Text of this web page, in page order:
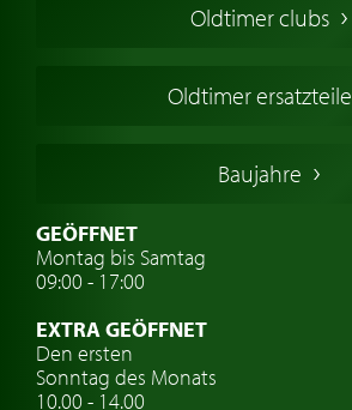
Englische Oldtimer
Deutsche Oldtimer
Schwedische Oldtimer
Oldtimer mit h-kennzeichen
Auto Oldtimer Markt
Oldtimer-Versicherung
Oldtimer-Clubs
Oldtimer clubs
Oldtimer ersatzteile
Baujahre
GEÖFFNET
Montag bis Samtag
09:00 - 17:00
EXTRA GEÖFFNET
Den ersten
Sonntag des Monats
10.00 - 14.00